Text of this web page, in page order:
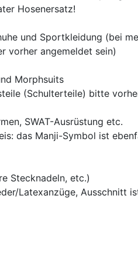
Hosenersatz!
und Sportkleidung (bei
vorher angemeldet sein)
Morphsuits
(Schulterteile) bitte
SWAT-Ausrüstung etc.
das Manji-Symbol ist
Stecknadeln, etc.)
Latexanzüge, Ausschnitt